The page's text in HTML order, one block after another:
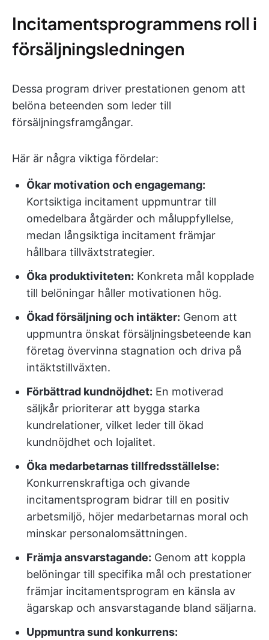
Incitamentsprogrammens roll i
försäljningsledningen
Dessa program driver prestationen genom att
belöna beteenden som leder till
försäljningsframgångar.
Här är några viktiga fördelar:
Ökar motivation och engagemang:
Kortsiktiga incitament uppmuntrar till
omedelbara åtgärder och måluppfyllelse,
medan långsiktiga incitament främjar
hållbara tillväxtstrategier.
Öka produktiviteten: Konkreta mål kopplade
till belöningar håller motivationen hög.
Ökad försäljning och intäkter: Genom att
uppmuntra önskat försäljningsbeteende kan
företag övervinna stagnation och driva på
intäktstillväxten.
Förbättrad kundnöjdhet: En motiverad
säljkår prioriterar att bygga starka
kundrelationer, vilket leder till ökad
kundnöjdhet och lojalitet.
Öka medarbetarnas tillfredsställelse:
Konkurrenskraftiga och givande
incitamentsprogram bidrar till en positiv
arbetsmiljö, höjer medarbetarnas moral och
minskar personalomsättningen.
Främja ansvarstagande: Genom att koppla
belöningar till specifika mål och prestationer
främjar incitamentsprogram en känsla av
ägarskap och ansvarstagande bland säljarna.
Uppmuntra sund konkurrens: